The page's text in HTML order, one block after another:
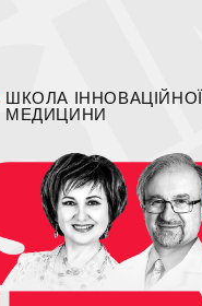
ШКОЛА ІННОВАЦІЙНОЇ
МЕДИЦИНИ